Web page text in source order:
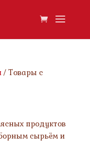
/ Товары с
продуктов
сырьём и